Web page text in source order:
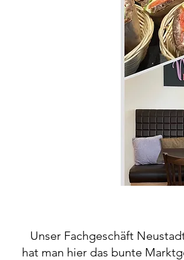
Unser Fachgeschäft
hat man hier das bunte